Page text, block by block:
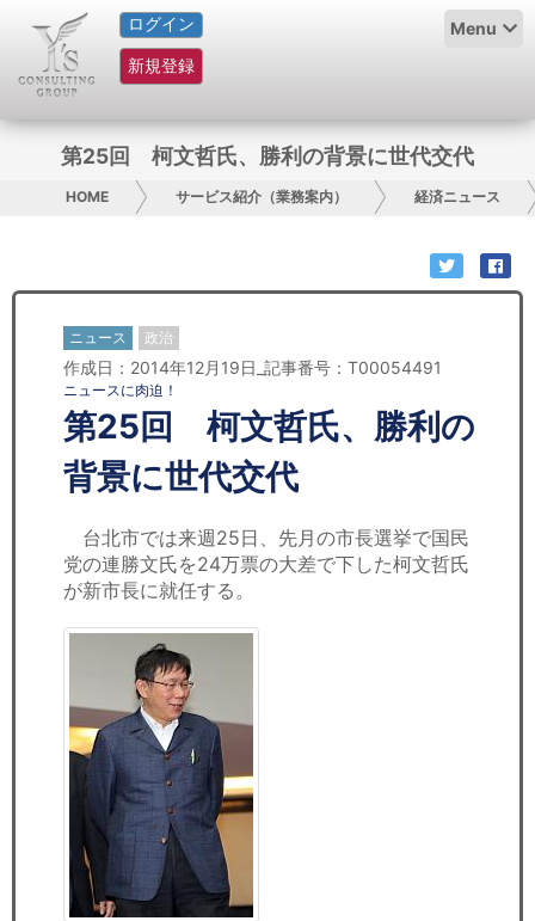
ログイン
新規登録
Menu
HOME
サービス紹介
コラム
グループ概要
日本人にPR
コンサルティング
リサーチ
セミナー
経済ニュース
ＩＴ
飲食店情報
第25回 柯文哲氏、勝利の背景に世代交代
HOME サービス紹介（業務案内） 経済ニュース
ニュース 政治
作成日：2014年12月19日_記事番号：T00054491
ニュースに肉迫！
第25回 柯文哲氏、勝利の
背景に世代交代
台北市では来週25日、先月の市長選挙で国民
党の連勝文氏を24万票の大差で下した柯文哲氏
が新市長に就任する。